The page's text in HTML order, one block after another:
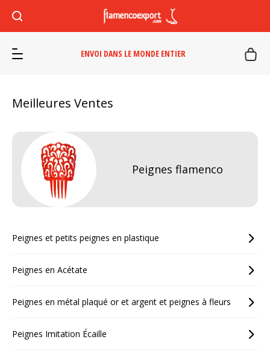
ENVOI DANS LE MONDE ENTIER
Meilleures Ventes
Peignes flamenco
Peignes et petits peignes en plastique
Peignes en Acétate
Peignes en métal plaqué or et argent et peignes à fleurs
Peignes Imitation Écaille